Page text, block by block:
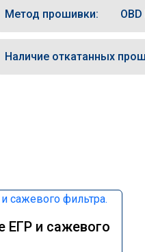
Метод прошивки:
Наличие откатанных
ЕГР и сажевого